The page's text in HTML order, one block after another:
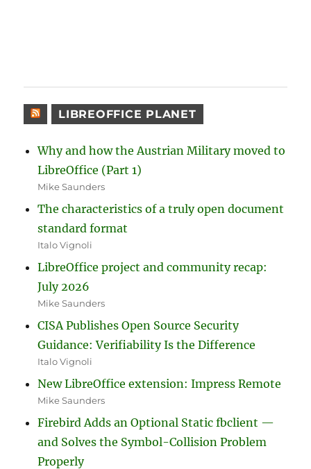
LIBREOFFICE PLANET
Why and how the Austrian Military moved to
LibreOffice (Part 1)
Mike Saunders
The characteristics of a truly open document
standard format
Italo Vignoli
LibreOffice project and community recap:
July 2026
Mike Saunders
CISA Publishes Open Source Security
Guidance: Verifiability Is the Difference
Italo Vignoli
New LibreOffice extension: Impress Remote
Mike Saunders
Firebird Adds an Optional Static fbclient —
and Solves the Symbol-Collision Problem
Properly